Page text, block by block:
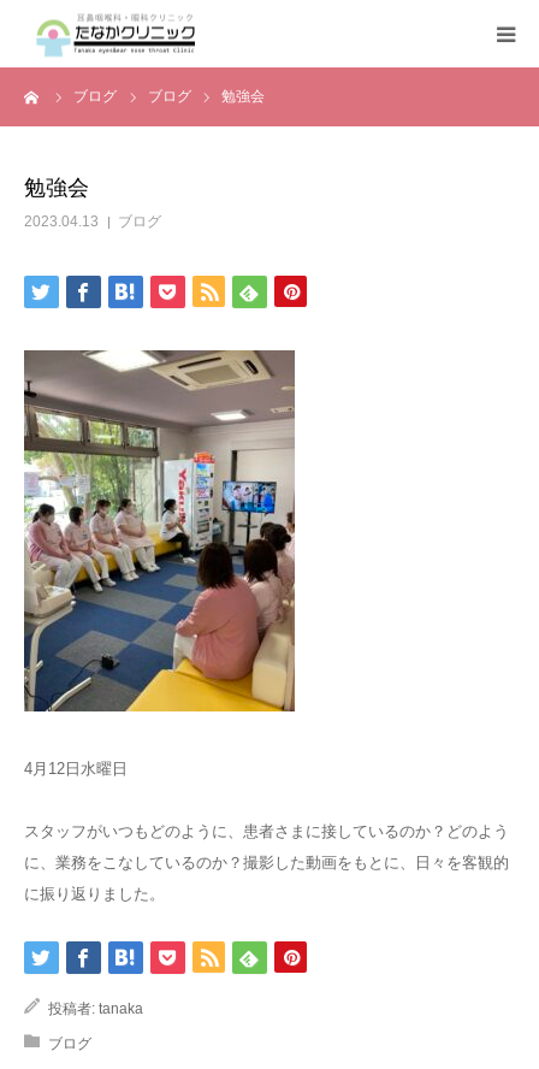
ブログ ブログ 勉強会
勉強会
2023.04.13 ブログ
4月12日水曜日
スタッフがいつもどのように、患者さまに接しているのか？どのよう
に、業務をこなしているのか？撮影した動画をもとに、日々を客観的
に振り返りました。
投稿者: tanaka
ブログ
トップページ
設備機器
よくある質問